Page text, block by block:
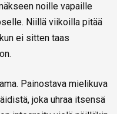
noille vapaille
Niillä viikoilla pitää
ei sitten taas
Painostava mielikuva
joka uhraa itsensä